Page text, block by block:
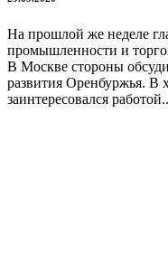
На прошлой же неделе
промышленности и
В Москве стороны
развития Оренбуржья. В
заинтересовался